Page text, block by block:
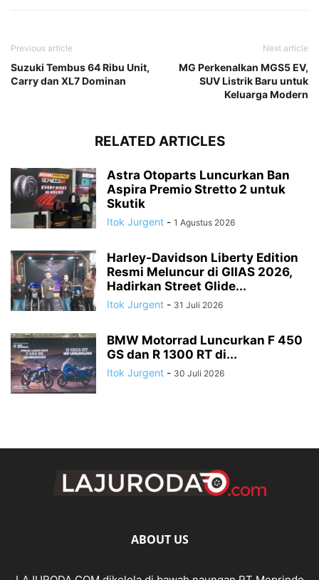
Previous article
Suzuki Tembus 64 Ribu Unit,
Carry dan XL7 Dominan
Next article
MG Perkenalkan MGS5 EV,
SUV Listrik Baru untuk
Keluarga Modern
RELATED ARTICLES
Astra Otoparts Luncurkan Ban
Aspira Premio Stretto 2 untuk
Skutik
Itok Jurgent - 1 Agustus 2026
Harley-Davidson Liberty Edition
Resmi Meluncur di GIIAS 2026,
Hadirkan Street Glide...
Itok Jurgent - 31 Juli 2026
BMW Motorrad Luncurkan F 450
GS dan R 1300 RT di...
Itok Jurgent - 30 Juli 2026
ABOUT US